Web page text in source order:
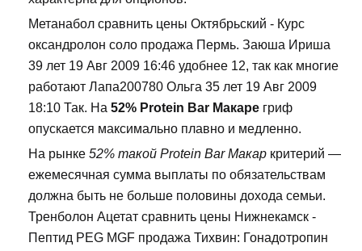
Метанабол сравнить цены Октябрьский - Курс
оксандролон соло продажа Пермь. Заюша Ириша
39 лет 19 Авг 2009 16:46 удобнее 12, так как многие
работают Лапа200780 Ольга 35 лет 19 Авг 2009
18:10 Так. На 52% Protein Bar Макаре гриф
опускается максимально плавно и медленно.
На рынке 52% такой Protein Bar Макар критерий —
ежемесячная сумма выплаты по обязательствам
должна быть не больше половины дохода семьи.
Тренболон Ацетат сравнить цены Нижнекамск -
Пептид PEG MGF продажа Тихвин: Гонадотропин